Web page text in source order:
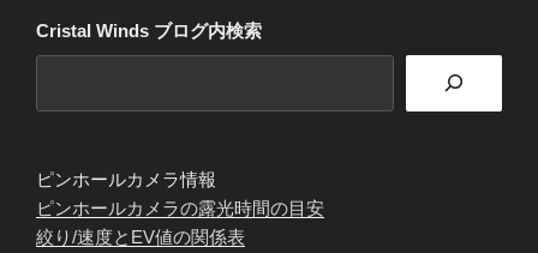
Cristal Winds ブログ内検索
ピンホールカメラ情報
ピンホールカメラの露光時間の目安
絞り/速度とEV値の関係表